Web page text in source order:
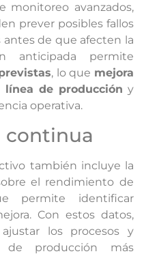
monitoreo avanzados,
prever posibles fallos
de que afecten la
anticipada permite
, lo que mejora
de producción y
operativa.
continua
también incluye la
el rendimiento de
permite identificar
Con estos datos,
los procesos y
producción más